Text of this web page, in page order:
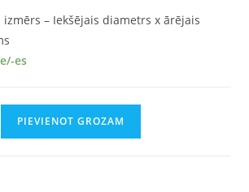
– Iekšējais diametrs x ārējais
es
PIEVIENOT GROZAM